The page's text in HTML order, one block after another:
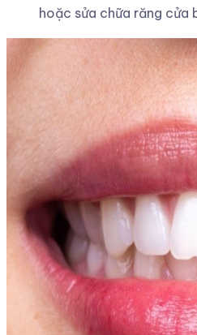
hoặc sửa chữa răng cửa